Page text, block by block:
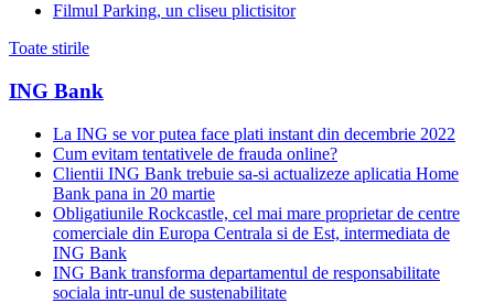
Filmul Parking, un cliseu plictisitor
Toate stirile
ING Bank
La ING se vor putea face plati instant din decembrie 2022
Cum evitam tentativele de frauda online?
Clientii ING Bank trebuie sa-si actualizeze aplicatia Home
Bank pana in 20 martie
Obligatiunile Rockcastle, cel mai mare proprietar de centre
comerciale din Europa Centrala si de Est, intermediata de
ING Bank
ING Bank transforma departamentul de responsabilitate
sociala intr-unul de sustenabilitate